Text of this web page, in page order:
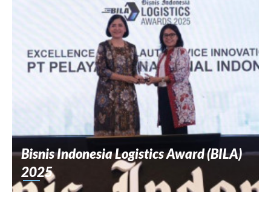
Bisnis Indonesia Logistics Award (BILA)
2025